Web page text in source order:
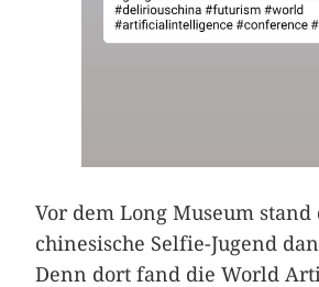
Vor dem Long Museum stand
chinesische Selfie-Jugend
Denn dort fand die World